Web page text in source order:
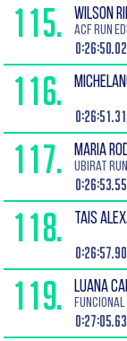
115. WILSON
ACF Run
116.
117. MARIA
Ubirat
118. TAIS
119. LUANA
Funcional